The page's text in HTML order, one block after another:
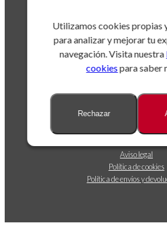
Utilizamos cookies propias
para analizar y mejorar tu
navegación. Visita nuestra
cookiespara saber
Rechazar
Contáctanos
Aviso legal
Política de cookies
Política de envíos y